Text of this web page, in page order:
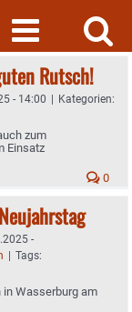
Rutsch!
- 14:00 | Kategorien:
zum
Einsatz
0
-
| Tags:
Wasserburg am